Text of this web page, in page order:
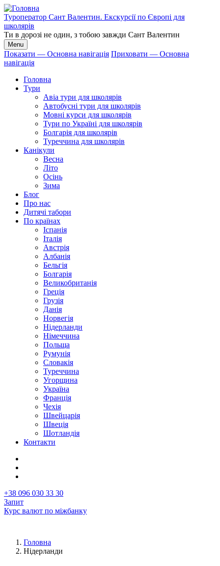
Перейти
до
основного
вмісту
Туроператор Сант Валентин. Екскурсії по Європі для
школярів
Ти в дорозі не один, з тобою завжди Сант Валентин
Menu
Основна
навігація
Показати — Основна навігація Приховати — Основна
навігація
Головна
Тури
Авіа тури для школярів
Автобусні тури для школярів
Мовні курси для школярів
Тури по Україні для школярів
Болгарія для школярів
Туреччина для школярів
Канікули
Весна
Літо
Осінь
Зима
Блог
Про нас
Дитячі табори
По країнах
Іспанія
Італія
Австрія
Албанія
Бельгія
Болгарія
Великобританія
Греція
Грузія
Данія
Норвегія
Нідерланди
Німеччина
Польща
Румунія
Словакія
Туреччина
Угорщина
Україна
Франція
Чехія
Швейцарія
Швеція
Шотландія
Контакти
+38 096 030 33 30
Запит
Курс валют по міжбанку
Рядок
Головна
Нідерланди